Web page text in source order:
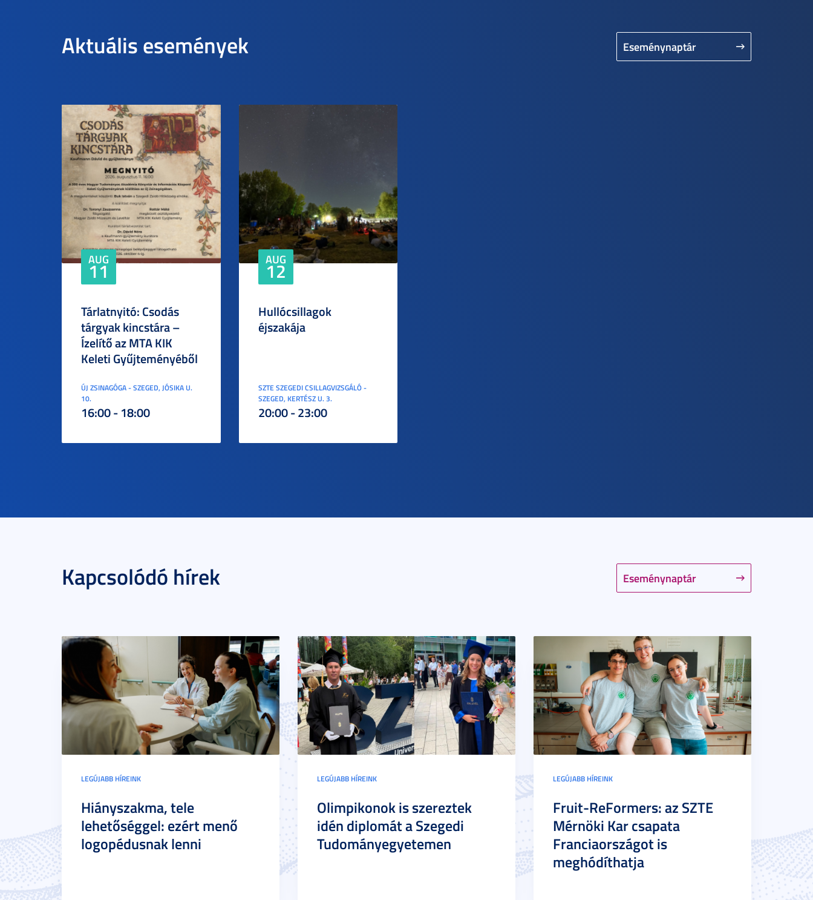
Aktuális események Eseménynaptár
AUG
11
Tárlatnyitó: Csodás
tárgyak kincstára –
Ízelítő az MTA KIK
Keleti Gyűjteményéből
ÚJ ZSINAGÓGA - SZEGED, JÓSIKA U.
10.
16:00 - 18:00
AUG
12
Hullócsillagok
éjszakája
SZTE SZEGEDI CSILLAGVIZSGÁLÓ -
SZEGED, KERTÉSZ U. 3.
20:00 - 23:00
Kapcsolódó hírek Eseménynaptár
LEGÚJABB HÍREINK
Hiányszakma, tele
lehetőséggel: ezért menő
logopédusnak lenni
LEGÚJABB HÍREINK
Olimpikonok is szereztek
idén diplomát a Szegedi
Tudományegyetemen
LEGÚJABB HÍREINK
Fruit-ReFormers: az SZTE
Mérnöki Kar csapata
Franciaországot is
meghódíthatja